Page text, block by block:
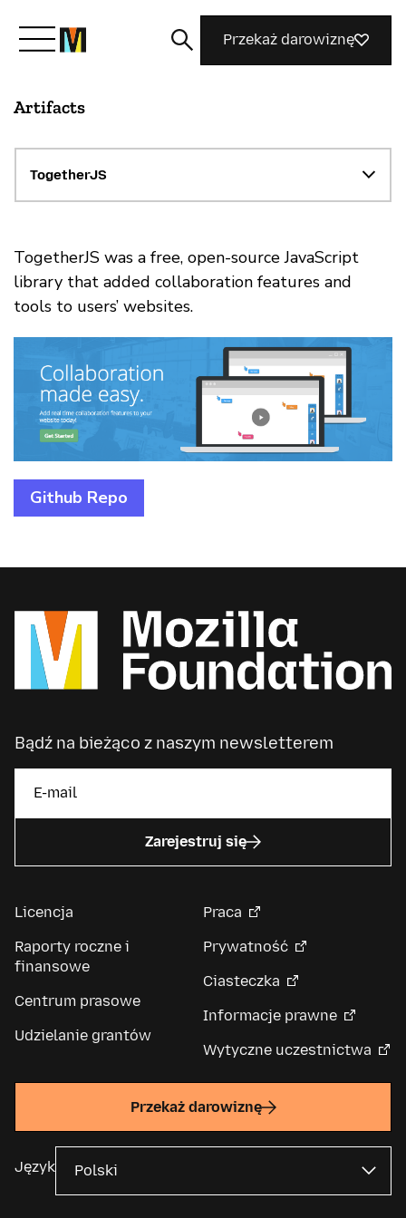
Poznaj Mozillę
Co robimy
Dołącz do nas
Magazyn
Przekaż darowiznę
Artifacts
TogetherJS
TogetherJS was a free, open-source JavaScript
library that added collaboration features and
tools to users’ websites.
Github Repo
Bądź na bieżąco z naszym newsletterem
Zarejestruj się
Licencja
Raporty roczne i
finansowe
Centrum prasowe
Udzielanie grantów
Praca
Prywatność
Ciasteczka
Informacje prawne
Wytyczne uczestnictwa
Przekaż darowiznę
Język